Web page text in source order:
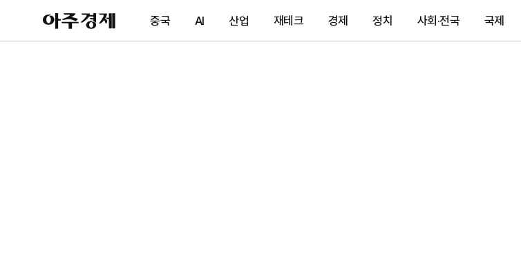
아
주
제
중국 AI 산업 재테크 경제 정치 사회·전국 국제